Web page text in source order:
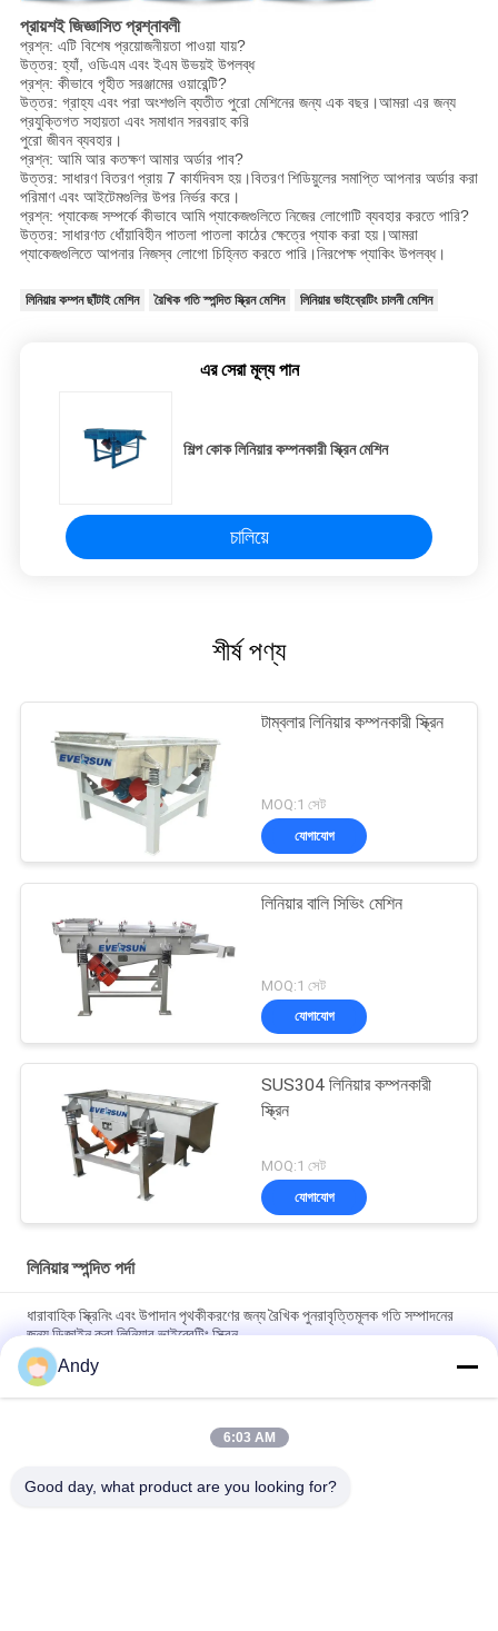
প্রায়শই জিজ্ঞাসিত প্রশ্নাবলী
প্রশ্ন: এটি বিশেষ প্রয়োজনীয়তা পাওয়া যায়?
উত্তর: হ্যাঁ, ওডিএম এবং ইএম উভয়ই উপলব্ধ
প্রশ্ন: কীভাবে গৃহীত সরঞ্জামের ওয়ারেন্টি?
উত্তর: গ্রাহ্য এবং পরা অংশগুলি ব্যতীত পুরো মেশিনের জন্য এক বছর।আমরা এর জন্য
প্রযুক্তিগত সহায়তা এবং সমাধান সরবরাহ করি
পুরো জীবন ব্যবহার।
প্রশ্ন: আমি আর কতক্ষণ আমার অর্ডার পাব?
উত্তর: সাধারণ বিতরণ প্রায় 7 কার্যদিবস হয়।বিতরণ শিডিয়ুলের সমাপ্তি আপনার অর্ডার করা
পরিমাণ এবং আইটেমগুলির উপর নির্ভর করে।
প্রশ্ন: প্যাকেজ সম্পর্কে কীভাবে আমি প্যাকেজগুলিতে নিজের লোগোটি ব্যবহার করতে পারি?
উত্তর: সাধারণত ধোঁয়াবিহীন পাতলা পাতলা কাঠের ক্ষেত্রে প্যাক করা হয়।আমরা
প্যাকেজগুলিতে আপনার নিজস্ব লোগো চিহ্নিত করতে পারি।নিরপেক্ষ প্যাকিং উপলব্ধ।
লিনিয়ার কম্পন ছাঁটাই মেশিন রৈখিক গতি স্পন্দিত স্ক্রিন মেশিন লিনিয়ার ভাইব্রেটিং চালনী মেশিন
এর সেরা মূল্য পান
শিল্প কোক লিনিয়ার কম্পনকারী স্ক্রিন মেশিন
চালিয়ে
শীর্ষ পণ্য
টাম্বলার লিনিয়ার কম্পনকারী স্ক্রিন
MOQ:1 সেট
যোগাযোগ
লিনিয়ার বালি সিভিং মেশিন
MOQ:1 সেট
যোগাযোগ
SUS304 লিনিয়ার কম্পনকারী
স্ক্রিন
MOQ:1 সেট
যোগাযোগ
লিনিয়ার স্পন্দিত পর্দা
ধারাবাহিক স্ক্রিনিং এবং উপাদান পৃথকীকরণের জন্য রৈখিক পুনরাবৃত্তিমূলক গতি সম্পাদনের
জন্য ডিজাইন করা লিনিয়ার ভাইব্রেটিং স্ক্রিন
ধ্রুবক স্ক্রিনিং এবং স্থিতিশীল এবং অপারেশন কর্মক্ষমতা সঙ্গে উপাদান stratification
প্রদানকারী রৈখিক কম্পন পর্দা
খাদ্য, রাসায়নিক এবং নির্মাণ সামগ্রীর অ্যাপ্লিকেশনগুলির জন্য স্ক্রিনিং এবং উপাদান
Andy
6:03 AM
Good day, what product are you looking for?